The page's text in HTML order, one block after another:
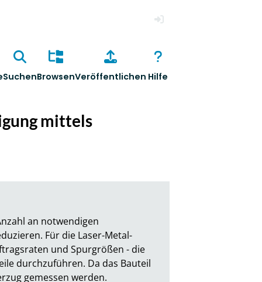
SuchenBrowsenVeröffentlichen Hilfe
mittels
an notwendigen
Für die Laser-Metal-
und Spurgrößen - die
durchzuführen. Da das Bauteil
gemessen werden.